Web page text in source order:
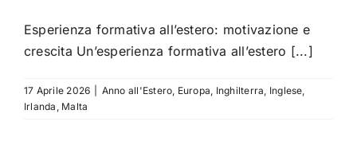
Esperienza formativa all’estero: motivazione e
crescita Un’esperienza formativa all’estero [...]
17 Aprile 2026 Anno all'Estero Europa Inghilterra Inglese
Irlanda Malta